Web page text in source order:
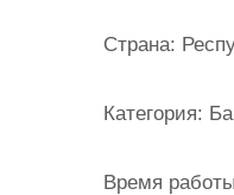
Страна:
Категория:
Время